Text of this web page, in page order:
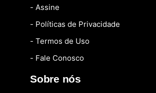
- Assine
- Políticas de Privacidade
- Termos de Uso
- Fale Conosco
Sobre nós